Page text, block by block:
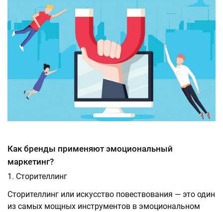
Как бренды применяют эмоциональный
маркетинг?
Сторителлинг
Сторителлинг или искусство повествования — это один
из самых мощных инструментов в эмоциональном